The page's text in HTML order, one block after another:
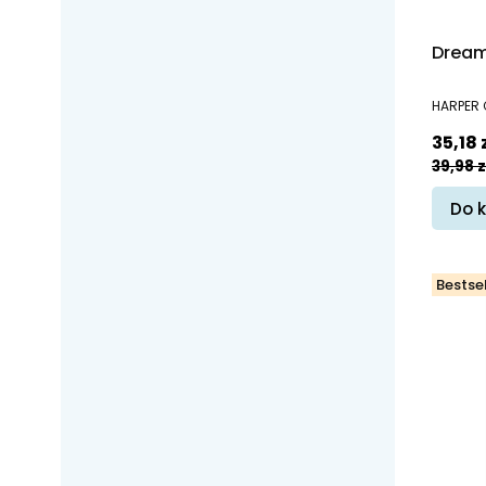
HARPER
Cena
35,18
39,98
Do